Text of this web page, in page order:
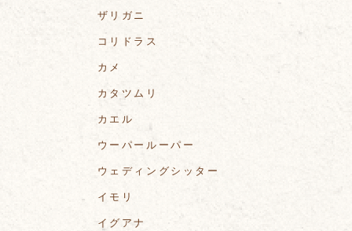
ザリガニ
コリドラス
カメ
カタツムリ
カエル
ウーパールーパー
ウェディングシッター
イモリ
イグアナ